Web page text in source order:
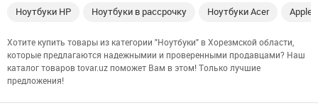
Ноутбуки HP Ноутбуки в рассрочку Ноутбуки Acer Apple
Хотите купить товары из категории "Ноутбуки" в Хорезмской области,
которые предлагаются надежнымии и проверенными продавцами? Наш
каталог товаров tovar.uz поможет Вам в этом! Только лучшие
предложения!